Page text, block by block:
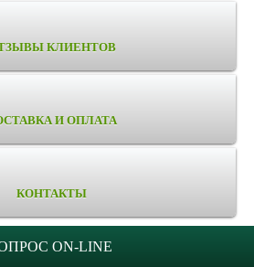
КЛИЕНТОВ
И ОПЛАТА
КОНТАКТЫ
ON-LINE